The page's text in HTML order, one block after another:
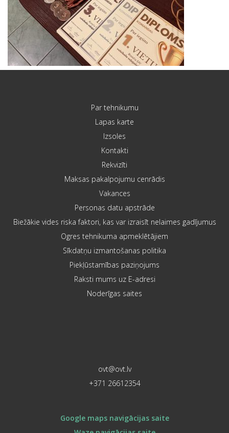
Par tehnikumu
Lapas karte
Izsoles
Kontakti
Rekvizīti
Maksas pakalpojumu cenrādis
Vakances
Personas datu apstrāde
Biežākie vides riska faktori, kas var izraisīt nelaimes gadījumus
Ogres tehnikuma apmeklētājiem
Sīkdatņu izmantošanas politika
Piekļūstamības paziņojums
Raksti mums uz E-adresi
Noderīgas saites
ovt@ovt.lv
+371 26612354
Google maps navigācijas saite